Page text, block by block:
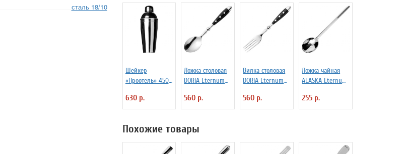
сталь 18/10
Шейкер
«Проотель» 450
H=205 мм B=80
мм ProHotel
630 р.
Ложка столовая
DORIA Eternum
560 р.
Вилка столовая
DORIA Eternum
560 р.
Ложка чайная
ALASKA Eternum
255 р.
Похожие товары